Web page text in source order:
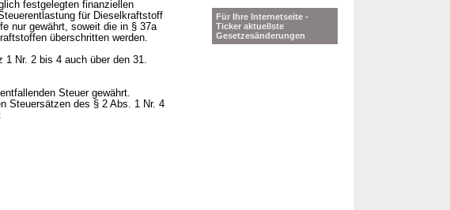
festgelegten finanziellen
für Dieselkraftstoff
nur gewährt, soweit die in § 37a
überschritten werden.
Nr. 2 bis 4 auch über den 31.
Steuer gewährt.
Steuersätzen des § 2 Abs. 1 Nr. 4
Für Ihre Internetseite -
Ticker aktuellste
Gesetzesänderungen